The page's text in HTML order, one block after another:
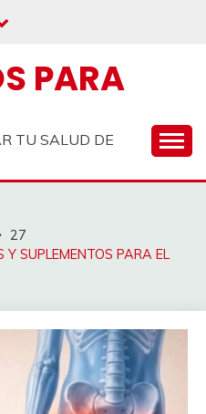
PARA
TU SALUD DE
27
SUPLEMENTOS PARA EL